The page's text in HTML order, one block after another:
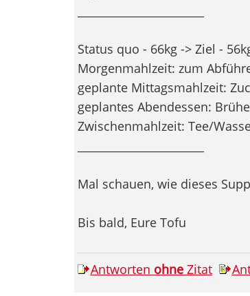
Status quo - 66kg -> Ziel -
Morgenmahlzeit: zum
geplante Mittagsmahlzeit:
geplantes Abendessen: Brühe
Zwischenmahlzeit: Tee/
Mal schauen, wie dieses
Bis bald, Eure Tofu
Antworten ohneZitat